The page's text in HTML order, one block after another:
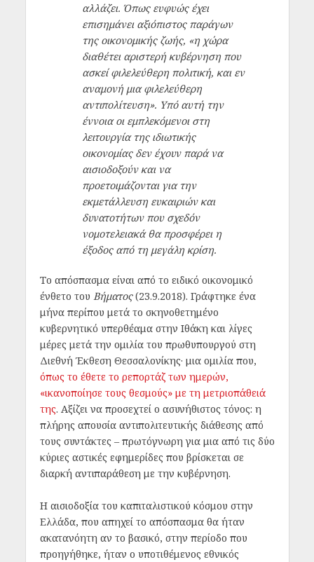
αλλάζει. Όπως ευφυώς έχει
επισημάνει αξιόπιστος παράγων
της οικονομικής ζωής, «η χώρα
διαθέτει αριστερή κυβέρνηση που
ασκεί φιλελεύθερη πολιτική, και εν
αναμονή μια φιλελεύθερη
αντιπολίτευση». Υπό αυτή την
έννοια οι εμπλεκόμενοι στη
λειτουργία της ιδιωτικής
οικονομίας δεν έχουν παρά να
αισιοδοξούν και να
προετοιμάζονται για την
εκμετάλλευση ευκαιριών και
δυνατοτήτων που σχεδόν
νομοτελειακά θα προσφέρει η
έξοδος από τη μεγάλη κρίση.
Το απόσπασμα είναι από το ειδικό οικονομικό
ένθετο του Βήματος(23.9.2018). Γράφτηκε ένα
μήνα περίπου μετά το σκηνοθετημένο
κυβερνητικό υπερθέαμα στην Ιθάκη και λίγες
μέρες μετά την ομιλία του πρωθυπουργού στη
Διεθνή Έκθεση Θεσσαλονίκης· μια ομιλία που,
όπως το έθετε το ρεπορτάζ των ημερών,
«ικανοποίησε τους θεσμούς» με τη μετριοπάθειά
της. Αξίζει να προσεχτεί ο ασυνήθιστος τόνος: η
πλήρης απουσία αντιπολιτευτικής διάθεσης από
τους συντάκτες – πρωτόγνωρη για μια από τις δύο
κύριες αστικές εφημερίδες που βρίσκεται σε
διαρκή αντιπαράθεση με την κυβέρνηση.
Η αισιοδοξία του καπιταλιστικού κόσμου στην
Ελλάδα, που απηχεί το απόσπασμα θα ήταν
ακατανόητη αν το βασικό, στην περίοδο που
προηγήθηκε, ήταν ο υποτιθέμενος εθνικός